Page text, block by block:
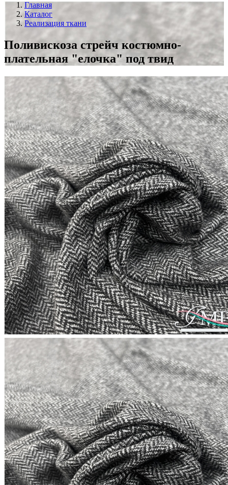
Главная
Каталог
Реализация ткани
Поливискоза стрейч костюмно-
плательная "елочка" под твид